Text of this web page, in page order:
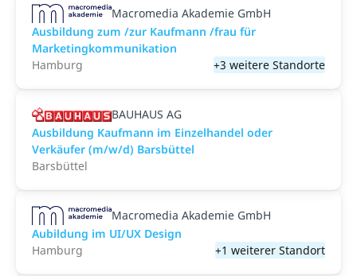
Macromedia Akademie GmbH
Ausbildung zum /zur Kaufmann /frau für
Marketingkommunikation
Hamburg
+3 weitere Standorte
BAUHAUS AG
Ausbildung Kaufmann im Einzelhandel oder
Verkäufer (m/w/d) Barsbüttel
Barsbüttel
Macromedia Akademie GmbH
Aubildung im UI/UX Design
Hamburg
+1 weiterer Standort